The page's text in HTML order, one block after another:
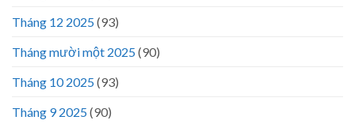
Tháng 12 2025(93)
Tháng mười một 2025(90)
Tháng 10 2025(93)
Tháng 9 2025(90)